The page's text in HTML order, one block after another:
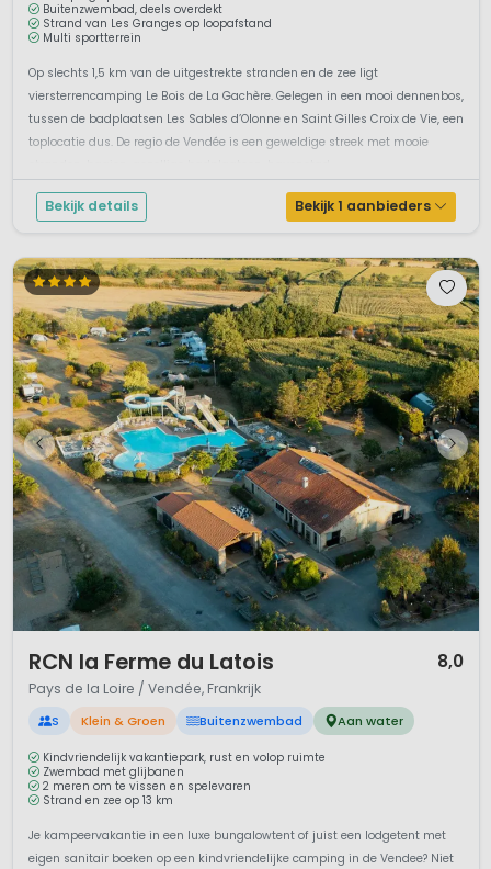
Buitenzwembad, deels overdekt
Strand van Les Granges op loopafstand
Multi sportterrein
Op slechts 1,5 km van de uitgestrekte stranden en de zee ligt
viersterrencamping Le Bois de La Gachère. Gelegen in een mooi dennenbos,
tussen de badplaatsen Les Sables d’Olonne en Saint Gilles Croix de Vie, een
toplocatie dus. De regio de Vendée is een geweldige streek met mooie
Bekijk details Bekijk 1 aanbieders
RCN la Ferme du Latois 8,0
Pays de la Loire / Vendée, Frankrijk
S Klein & Groen Buitenzwembad Aan water
Kindvriendelijk vakantiepark, rust en volop ruimte
Zwembad met glijbanen
2 meren om te vissen en spelevaren
Strand en zee op 13 km
Je kampeervakantie in een luxe bungalowtent of juist een lodgetent met
eigen sanitair boeken op een kindvriendelijke camping in de Vendee? Niet